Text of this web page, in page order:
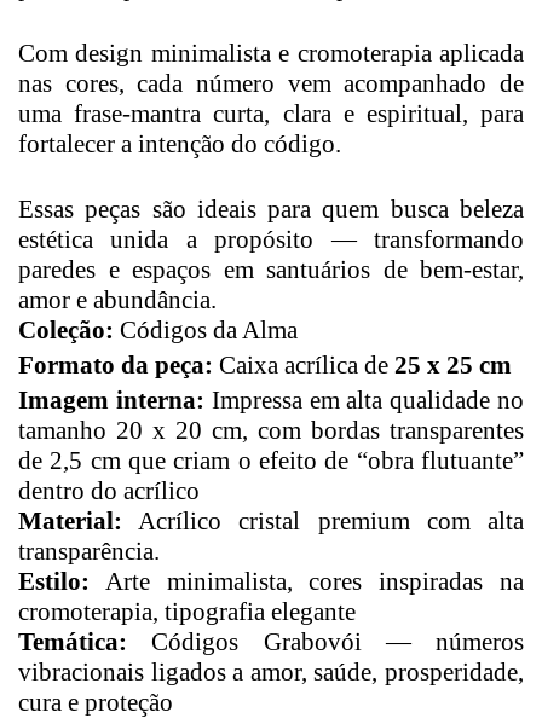
Com design minimalista e cromoterapia aplicada
nas cores, cada número vem acompanhado de
uma frase-mantra curta, clara e espiritual, para
fortalecer a intenção do código.
Essas peças são ideais para quem busca beleza
estética unida a propósito — transformando
paredes e espaços em santuários de bem-estar,
amor e abundância.
Coleção: Códigos da Alma
Formato da peça: Caixa acrílica de 25 x 25 cm
Imagem interna: Impressa em alta qualidade no
tamanho 20 x 20 cm, com bordas transparentes
de 2,5 cm que criam o efeito de “obra flutuante”
dentro do acrílico
Material: Acrílico cristal premium com alta
transparência.
Estilo: Arte minimalista, cores inspiradas na
cromoterapia, tipografia elegante
Temática: Códigos Grabovói — números
vibracionais ligados a amor, saúde, prosperidade,
cura e proteção